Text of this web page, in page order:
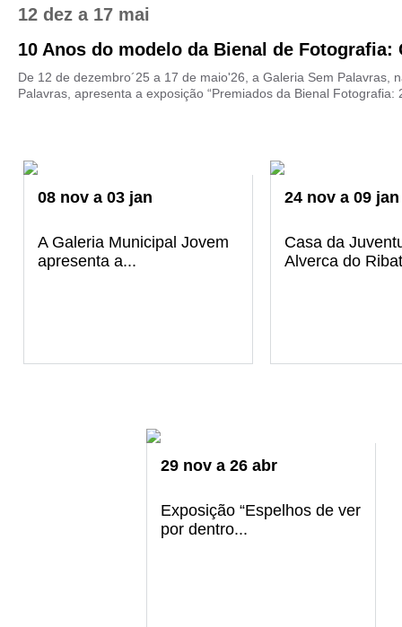
12 dez a17 mai
10 Anos do modelo da Bienal de Fotografia:
De 12 de dezembro´25 a 17 de maio'26, a Galeria Sem Palavras,
Palavras, apresenta a exposição “Premiados da Bienal Fotografia:
08 nov a 03 jan
A Galeria Municipal Jovem
apresenta a...
24 nov a 09 jan
Casa da
Alverca do
29 nov a 26 abr
Exposição “Espelhos de ver
por dentro...